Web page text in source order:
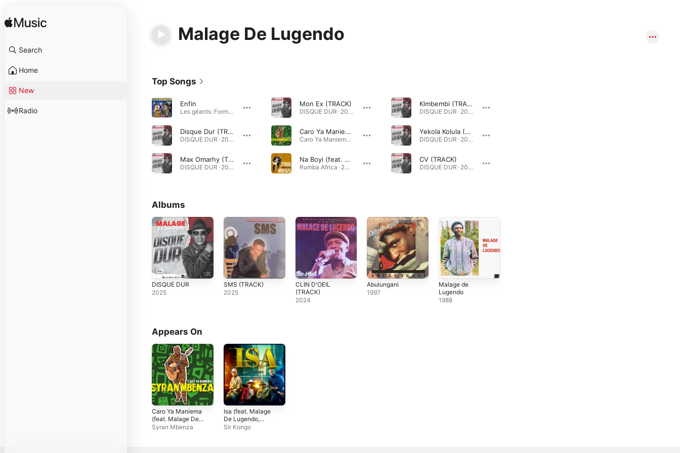
Search
Home
New
Radio
Malage De Lugendo
Top Songs
Enfin
Les géants: Formule 1 · 1993
Disque Dur (TRACK)
DISQUE DUR · 2025
Max Omarhy (TRACK)
DISQUE DUR · 2025
Mon Ex (TRACK)
DISQUE DUR · 2025
Caro Ya Maniema (feat. Malage De Lugendo)
Caro Ya Maniema (feat. Malage De Lugendo) - Single · 2025
Na Boyi (feat. Malage De Lugendo)
Rumba Africa · 2025
Kimbembi (TRACK)
DISQUE DUR · 2025
Yekola Kolula (TRACK)
DISQUE DUR · 2025
CV (TRACK)
DISQUE DUR · 2025
Albums
DISQUE DUR
2025
SMS (TRACK)
2025
CLIN D'OEIL
(TRACK)
2024
Abulungani
1997
Malage de
Lugendo
1988
Appears On
Caro Ya Maniema
(feat. Malage De
Lugendo) -
Syran Mbenza
Isa (feat. Malage
De Lugendo,
Marshall Dixon &
Sir Kongo